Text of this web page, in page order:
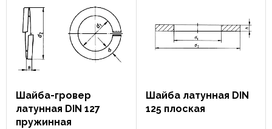
Латунная шпилька DIN 975
имеет метровую длину, ...
обеспечивает ...
Шайба-гровер
латунная DIN 127
пружинная
Шайба латунная DIN
125 плоская